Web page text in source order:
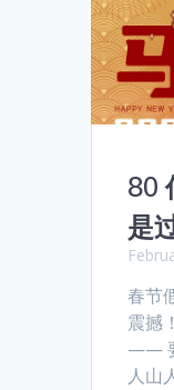
80
是
春节
震撼
——
人山